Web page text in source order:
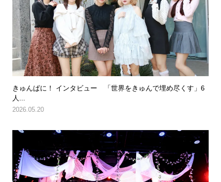
きゅんぱに！ インタビュー 「世界をきゅんで埋め尽くす」6
人...
2026.05.20